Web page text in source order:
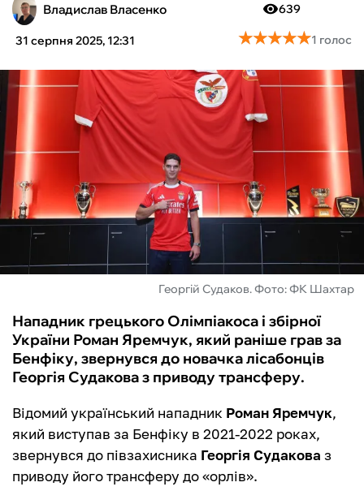
ТЕНІС
КІБЕРСПОРТ
ЧС-2026
ФУТЗАЛ
ІНШІ
БУКМЕКЕРИ
Владислав Власенко
31 серпня 2025, 12:31
639
★★★★★
★★★★★1 голос
Георгій Судаков. Фото: ФК Шахтар
Нападник грецького Олімпіакоса і збірної
України Роман Яремчук, який раніше грав за
Бенфіку, звернувся до новачка лісабонців
Георгія Судакова з приводу трансферу.
Відомий український нападник Роман Яремчук,
який виступав за Бенфіку в 2021-2022 роках,
звернувся до півзахисника Георгія Судакова з
приводу його трансферу до «орлів».